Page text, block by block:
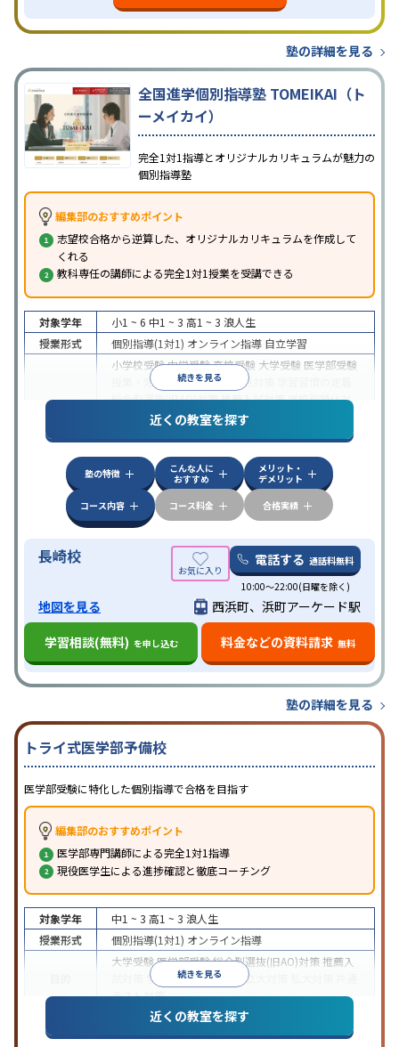
塾の詳細を見る
全国進学個別指導塾 TOMEIKAI（ト
ーメイカイ）
完全1対1指導とオリジナルカリキュラムが魅力の
個別指導塾
編集部のおすすめポイント
志望校合格から逆算した、オリジナルカリキュラムを作成して
くれる
教科専任の講師による完全1対1授業を受講できる
続きを見る
対象学年 小1 ~ 6 中1 ~ 3 高1 ~ 3 浪人生
授業形式
個別指導(1対1) オンライン指導 自立学習
小学校受験中学受験高校受験 大学受験 医学部受験
授業・定期テスト対策
内申点対策
総合型選抜(旧AO)対策推薦入試対策学校別特化対
国公立大対策私大対策 共通テスト対策
特徴
中高一貫校生に対応授業の振替可能 学習にPC・タ
ブレットを利用オンライン対応1科目から受講可能
季節講習のみの受講可 発達障害の子どもに対応
習室あり
近くの教室を探す
塾の特徴
こんな人に
おすすめ
メリット・
デメリット
コース内容
コース料金 合格実績
長崎校 電話する 通話料無料
10:00～22:00(日曜を除く)
地図を見る
西浜町、浜町アーケード駅
学習相談(無料) を申し込む 料金などの資料請求 無料
塾の詳細を見る
トライ式医学部予備校
医学部受験に特化した個別指導で合格を目指す
編集部のおすすめポイント
医学部専門講師による完全1対1指導
現役医学生による進捗確認と徹底コーチング
続きを見る
対象学年 中1 ~ 3 高1 ~ 3 浪人生
授業形式
個別指導(1対1) オンライン指導
大学受験医学部受験総合型選抜(旧AO)対策推薦入
学校別特化対策 国公立大対策
テスト対策
特徴
中高一貫校生に対応授業の振替可能
オンライン対応1科目から受講可能季節講習の
近くの教室を探す